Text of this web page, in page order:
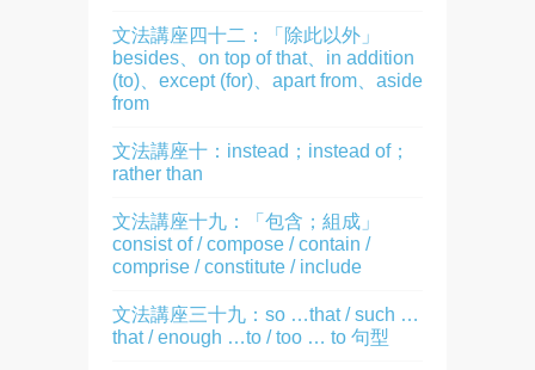
文法講座四十二：「除此以外」
besides、on top of that、in addition
(to)、except (for)、apart from、aside
from
文法講座十：instead；instead of；
rather than
文法講座十九：「包含；組成」
consist of / compose / contain /
comprise / constitute / include
文法講座三十九：so …that / such …
that / enough …to / too … to 句型